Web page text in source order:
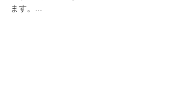
ます。...